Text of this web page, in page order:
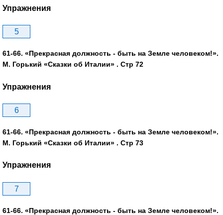
Упражнения
5
61-66. «Прекрасная должность - быть на Земле человеком!».
М. Горький «Сказки об Италии» . Стр 72
Упражнения
6
61-66. «Прекрасная должность - быть на Земле человеком!».
М. Горький «Сказки об Италии» . Стр 73
Упражнения
7
61-66. «Прекрасная должность - быть на Земле человеком!».